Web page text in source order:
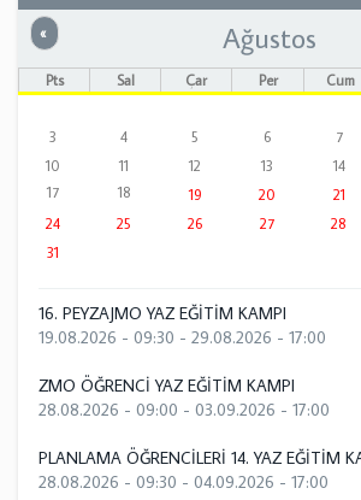
« Önceki Ağustos
Pts Sal Çar Per Cum
3
4 5 6 7
10
11 12 13 14
17
18 19 20 21
24
25 26 27 28
31
16. PEYZAJMO YAZ EĞİTİM KAMPI
19.08.2026 - 09:30 - 29.08.2026 - 17:00
ZMO ÖĞRENCİ YAZ EĞİTİM KAMPI
28.08.2026 - 09:00 - 03.09.2026 - 17:00
PLANLAMA ÖĞRENCİLERİ 14. YAZ EĞİTİM
28.08.2026 - 09:30 - 04.09.2026 - 17:00